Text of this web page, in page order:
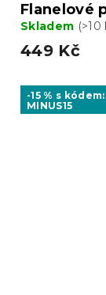
Flanelové
Skladem (>10
449 Kč
-15 % s kódem:
MINUS15